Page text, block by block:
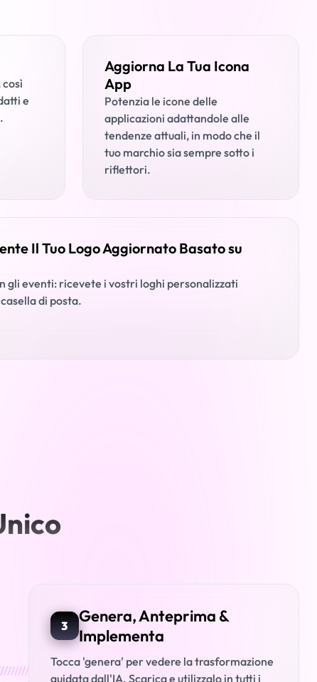
e
Aggiorna La Tua Icona
App
Potenzia le icone delle
applicazioni adattandole alle
tendenze attuali, in modo che il
tuo marchio sia sempre sotto i
riflettori.
Il Tuo Logo Aggiornato Basato su
gli eventi: ricevete i vostri loghi personalizzati
di posta.
3
Genera, Anteprima &
Implementa
Tocca 'genera' per vedere la trasformazione
guidata dall'IA. Scarica e utilizzalo in tutti i